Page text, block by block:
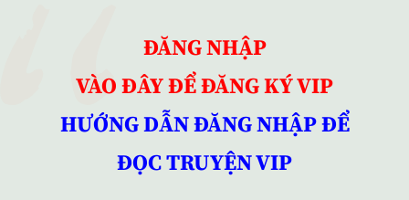
ĐĂNG NHẬP
VÀO ĐÂY ĐỂ ĐĂNG KÝ VIP
HƯỚNG DẪN ĐĂNG NHẬP ĐỂ
ĐỌC TRUYỆN VIP